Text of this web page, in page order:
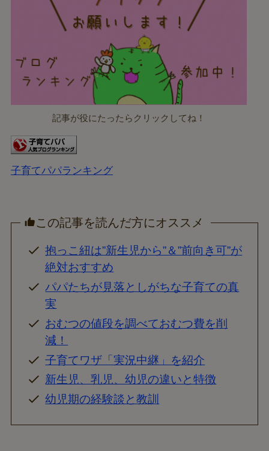
記事が役にたったらクリックしてね！
子育てパパランキング
この記事を読んだ方にオススメ
抱っこ紐は”新生児から”＆”前向き可”が
絶対おすすめ
パパたちが見落としがちな子育ての真
実
おむつの値段を調べておむつ費を削
減！
子育てワザ「実況中継」を紹介
新生児、乳児、幼児の違いと特徴
幼児期の経験談と教訓